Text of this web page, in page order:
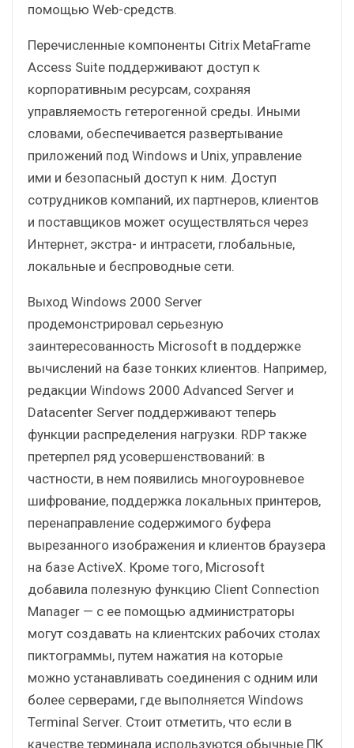
помощью Web-средств.
Перечисленные компоненты Citrix MetaFrame
Access Suite поддерживают доступ к
корпоративным ресурсам, сохраняя
управляемость гетерогенной среды. Иными
словами, обеспечивается развертывание
приложений под Windows и Unix, управление
ими и безопасный доступ к ним. Доступ
сотрудников компаний, их партнеров, клиентов
и поставщиков может осуществляться через
Интернет, экстра- и интрасети, глобальные,
локальные и беспроводные сети.
Выход Windows 2000 Server
продемонстрировал серьезную
заинтересованность Microsoft в поддержке
вычислений на базе тонких клиентов. Например,
редакции Windows 2000 Advanced Server и
Datacenter Server поддерживают теперь
функции распределения нагрузки. RDP также
претерпел ряд усовершенствований: в
частности, в нем появились многоуровневое
шифрование, поддержка локальных принтеров,
перенаправление содержимого буфера
вырезанного изображения и клиентов браузера
на базе ActiveX. Кроме того, Microsoft
добавила полезную функцию Client Connection
Manager — с ее помощью администраторы
могут создавать на клиентских рабочих столах
пиктограммы, путем нажатия на которые
можно устанавливать соединения с одним или
более серверами, где выполняется Windows
Terminal Server. Стоит отметить, что если в
качестве терминала используются обычные ПК